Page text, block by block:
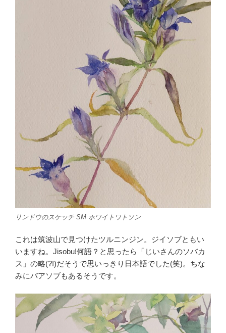
リンドウのスケッチ SM ホワイトワトソン
これは筑波山で見つけたツルニンジン。ジイソブともい
いますね。Jisobu!何語？と思ったら「じいさんのソバカ
ス」の略(?!)だそうで思いっきり日本語でした(笑)。ちな
みにバアソブもあるそうです。